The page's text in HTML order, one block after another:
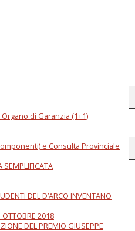
di Garanzia (1+1)
e Consulta Provinciale
DEL D’ARCO INVENTANO
OTTOBRE 2018
DEL PREMIO GIUSEPPE